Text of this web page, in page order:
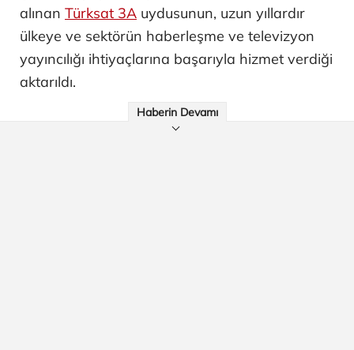
alınan Türksat 3A uydusunun, uzun yıllardır
ülkeye ve sektörün haberleşme ve televizyon
yayıncılığı ihtiyaçlarına başarıyla hizmet verdiği
aktarıldı.
Haberin Devamı